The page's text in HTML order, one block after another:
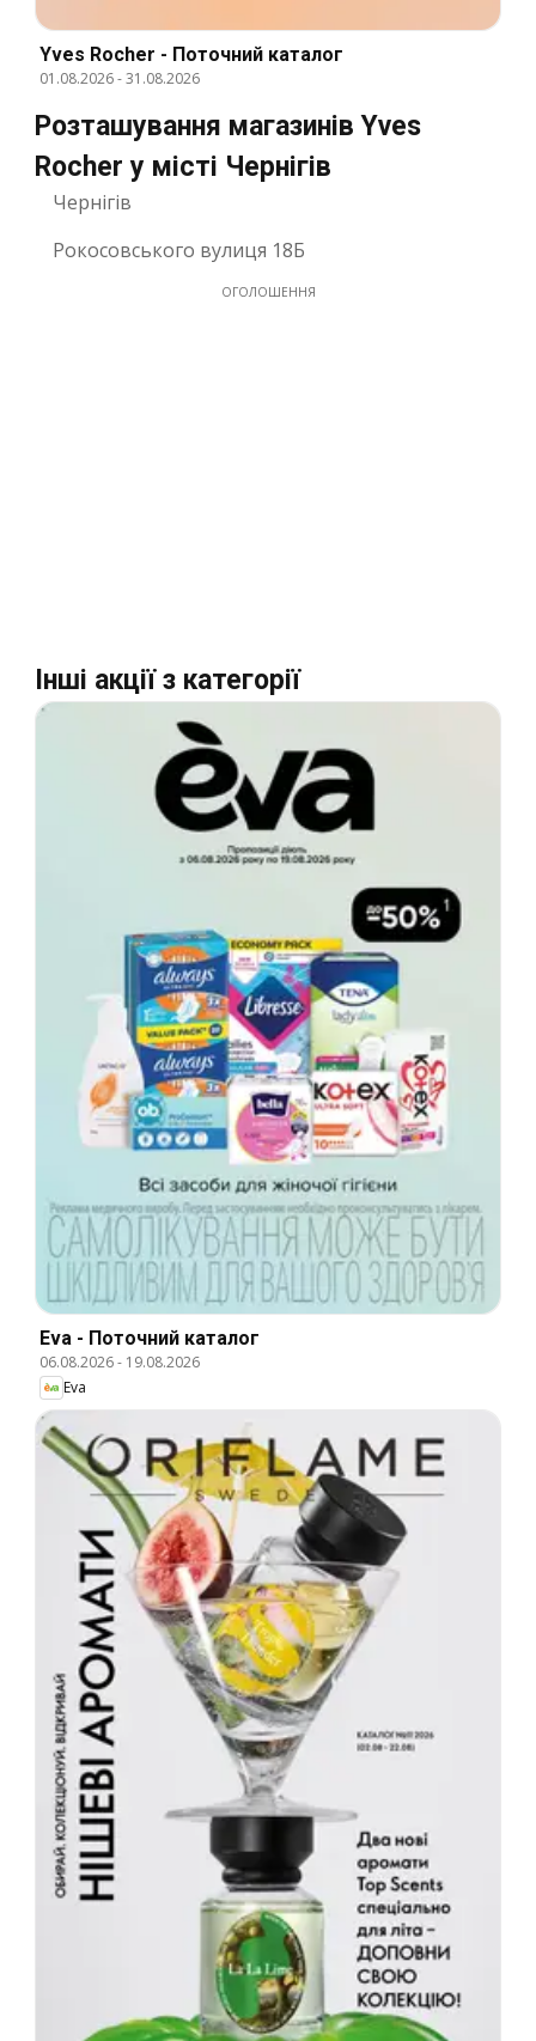
Yves Rocher - Поточний каталог
01.08.2026-31.08.2026
Розташування магазинів Yves
Rocher у місті Чернігів
Чернігів
Рокосовського вулиця 18Б
ОГОЛОШЕННЯ
Інші акції з категорії
Eva - Поточний каталог
06.08.2026- 19.08.2026
Eva